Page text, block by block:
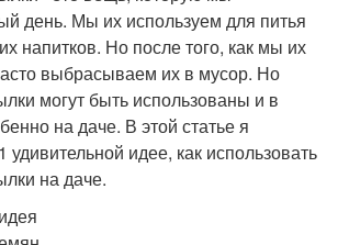
день. Мы их используем для питья
напитков. Но после того, как мы их
выбрасываем их в мусор. Но
могут быть использованы и в
на даче. В этой статье я
удивительной идее, как использовать
на даче.